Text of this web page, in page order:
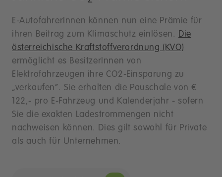
E-AutofahrerInnen können nun eine Prämie für
ihren Beitrag zum Klimaschutz einlösen.
Die
österreichische Kraftstoffverordnung (KVO)
ermöglicht es BesitzerInnen von
Elektrofahrzeugen ihre CO2-Einsparung zu
„verkaufen“. Sie erhalten die Pauschale von €
122,- pro E-Fahrzeug und Kalenderjahr - sofern
Sie die exakten Ladestrommengen nicht
nachweisen können. Dies gilt sowohl für Private
als auch für Unternehmen.